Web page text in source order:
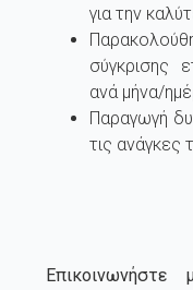
για την
σύγκρισης
ανά μήνα/
Παραγωγή
τις